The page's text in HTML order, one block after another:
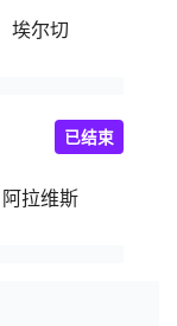
埃尔切
阿拉维斯
已结束